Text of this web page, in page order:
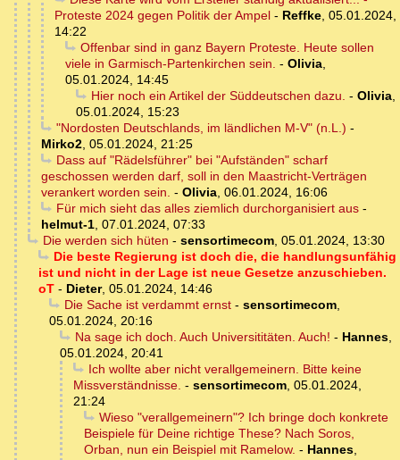
Proteste 2024 gegen Politik der Ampel - Reffke, 05.01.2024,
14:22
Offenbar sind in ganz Bayern Proteste. Heute sollen
viele in Garmisch-Partenkirchen sein. - Olivia,
05.01.2024, 14:45
Hier noch ein Artikel der Süddeutschen dazu. - Olivia,
05.01.2024, 15:23
"Nordosten Deutschlands, im ländlichen M-V" (n.L.) -
Mirko2, 05.01.2024, 21:25
Dass auf "Rädelsführer" bei "Aufständen" scharf
geschossen werden darf, soll in den Maastricht-Verträgen
verankert worden sein. - Olivia, 06.01.2024, 16:06
Für mich sieht das alles ziemlich durchorganisiert aus-
helmut-1, 07.01.2024, 07:33
Die werden sich hüten - sensortimecom, 05.01.2024, 13:30
Die beste Regierung ist doch die, die handlungsunfähig
ist und nicht in der Lage ist neue Gesetze anzuschieben.
oT - Dieter, 05.01.2024, 14:46
Die Sache ist verdammt ernst- sensortimecom,
05.01.2024, 20:16
Na sage ich doch. Auch Universititäten. Auch! - Hannes,
05.01.2024, 20:41
Ich wollte aber nicht verallgemeinern. Bitte keine
Missverständnisse. - sensortimecom, 05.01.2024,
21:24
Wieso "verallgemeinern"? Ich bringe doch konkrete
Beispiele für Deine richtige These? Nach Soros,
Orban, nun ein Beispiel mit Ramelow. - Hannes,